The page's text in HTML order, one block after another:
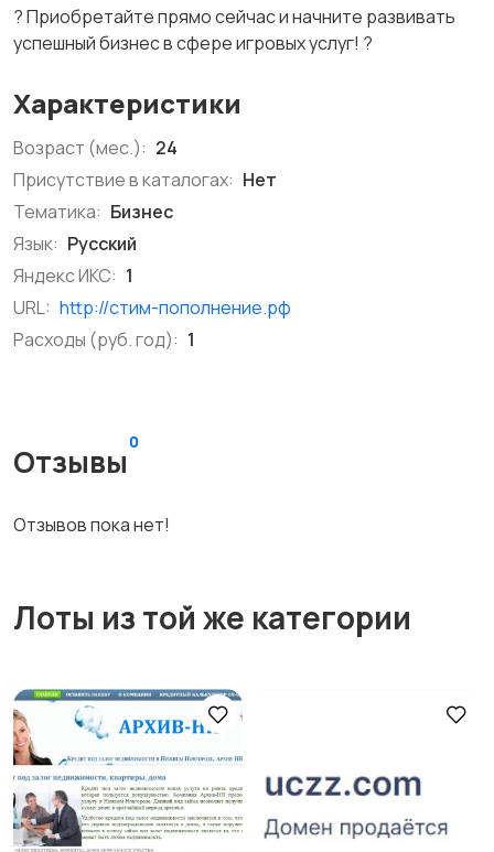
? Приобретайте прямо сейчас и начните развивать
успешный бизнес в сфере игровых услуг! ?
Характеристики
Возраст (мес.): 24
Присутствие в каталогах: Нет
Тематика: Бизнес
Язык: Русский
Яндекс ИКС: 1
URL: http://стим-пополнение.рф
Расходы (руб. год): 1
Отзывы
0
Отзывов пока нет!
Лоты из той же категории